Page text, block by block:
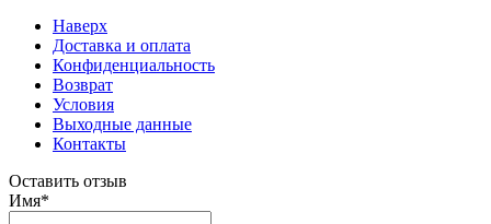
Наверх
Доставка и оплата
Конфиденциальность
Возврат
Условия
Выходные данные
Контакты
Оставить отзыв
Имя*